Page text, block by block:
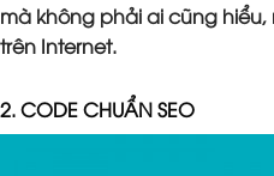
mà không phải ai cũng
trên Internet.
2. CODE CHUẨN SEO